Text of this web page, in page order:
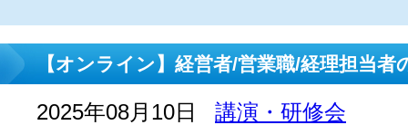
【オンライン】経営者/営業職/経理担当
2025年08月10日
講演・研修会